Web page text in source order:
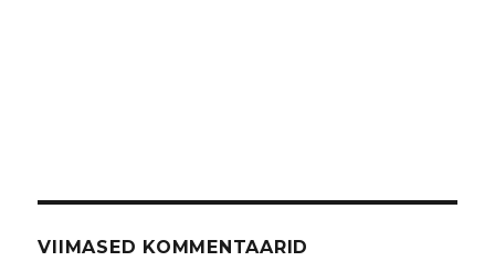
VIIMASED KOMMENTAARID